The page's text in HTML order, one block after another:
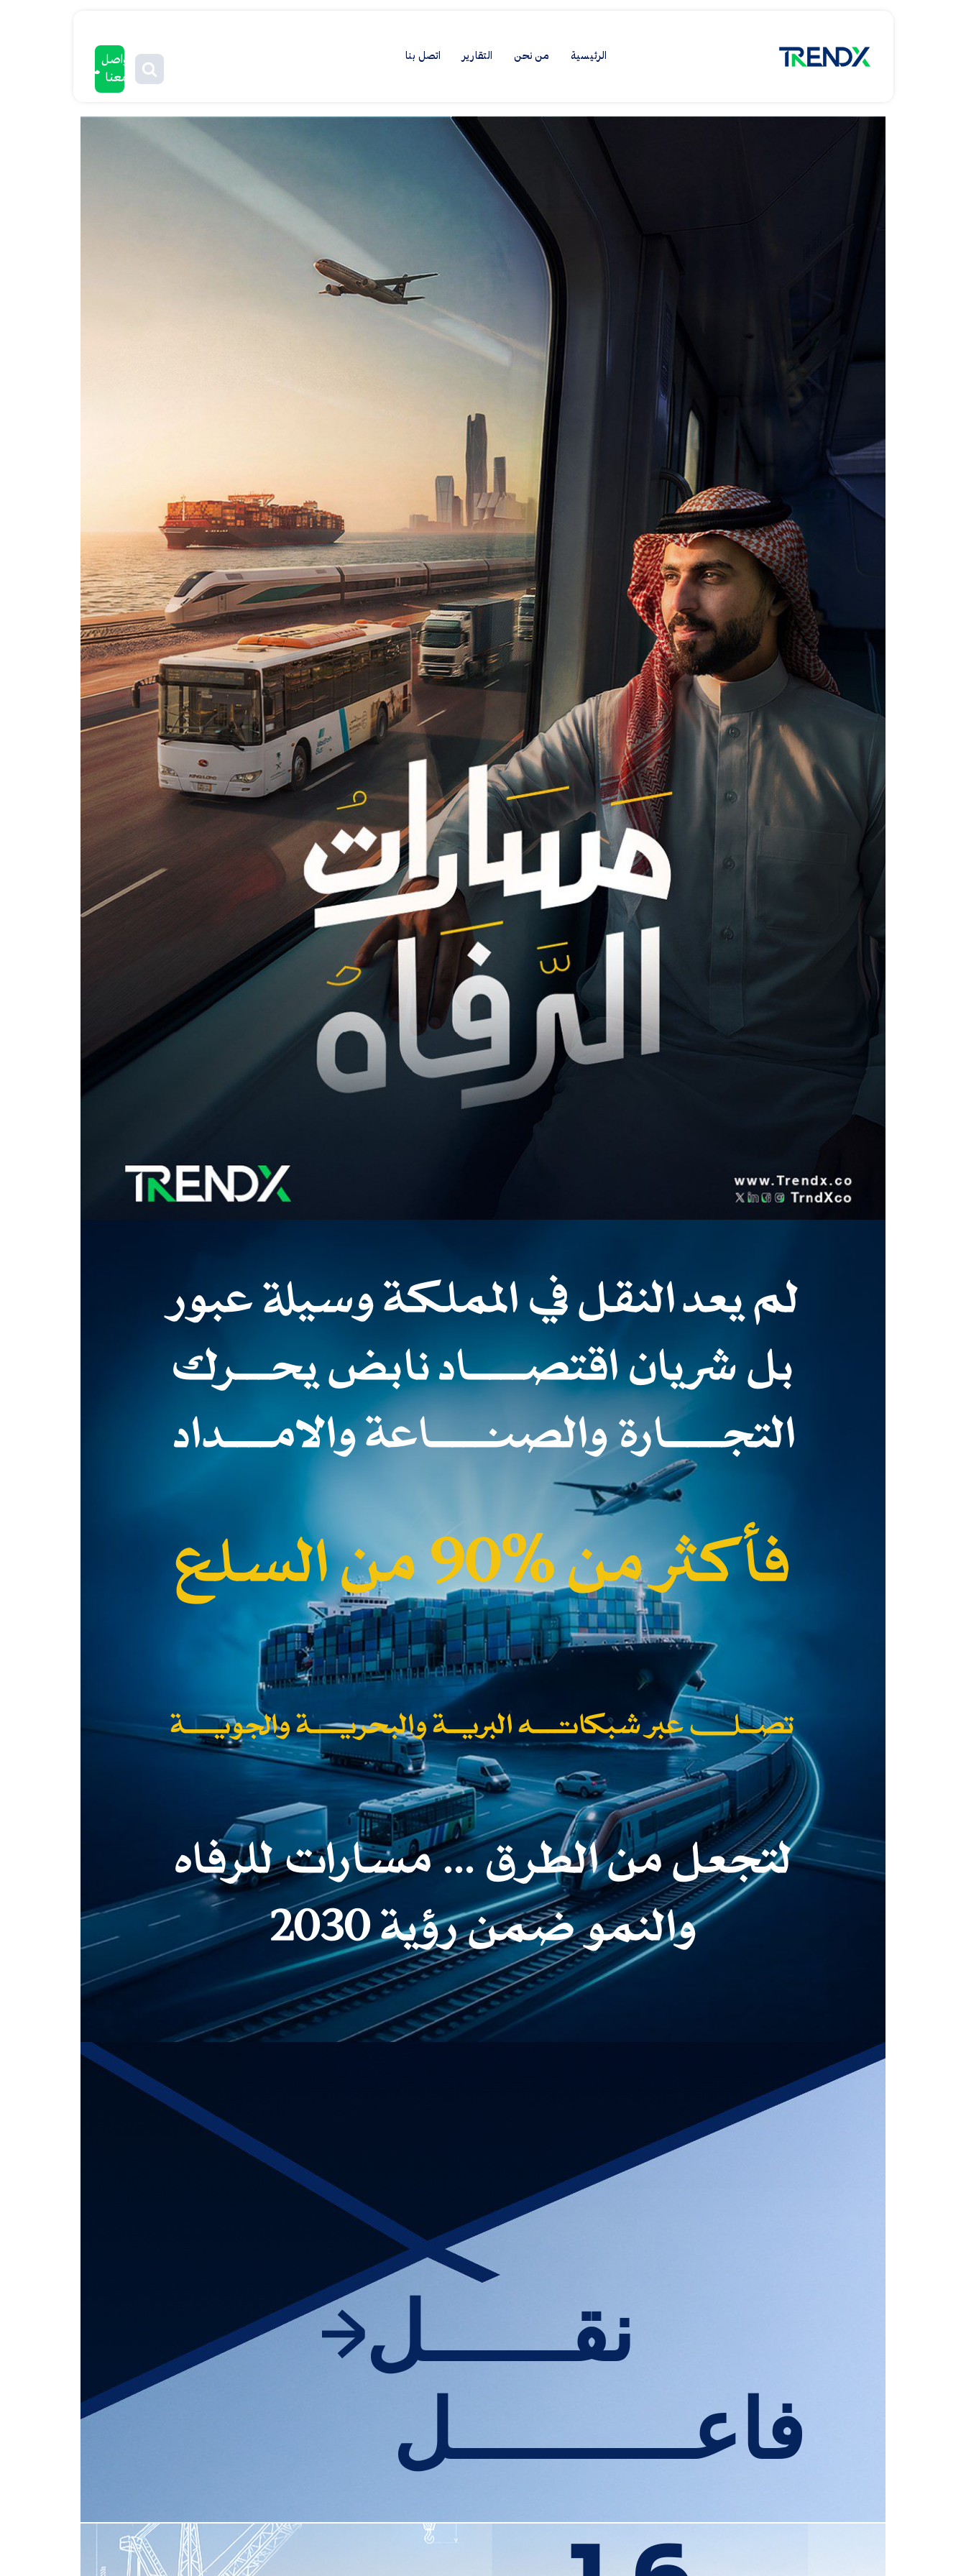
الرئيسية من نحن التقارير اتصل بنا
تواصل
معنا
لم يعد النقل في المملكة وسيلة عبور
بل شريان اقتصــــاد نابض يحـــرك
التجــــارة والصنــــاعة والامــــداد
فأكثر من %90 من السلع
تصـــل عبر شبكاتــــه البريــة والبحريــــة والجويــــة
لتجعل من الطرق ... مسارات للرفاه
والنمو ضمن رؤية 2030
نقــــــل
فاعــــــــــل